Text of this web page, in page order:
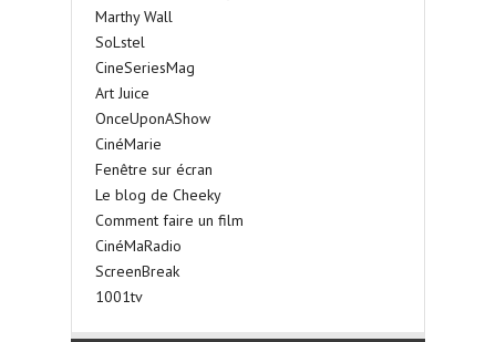
Marthy Wall
SoLstel
CineSeriesMag
Art Juice
OnceUponAShow
CinéMarie
Fenêtre sur écran
Le blog de Cheeky
Comment faire un film
CinéMaRadio
ScreenBreak
1001tv